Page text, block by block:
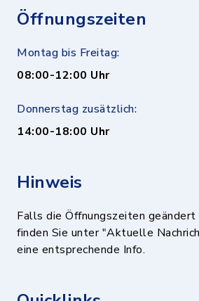
Öffnungszeiten
Montag bis Freitag:
08:00-12:00 Uhr
Donnerstag zusätzlich:
14:00-18:00 Uhr
Hinweis
Falls die Öffnungszeiten geändert
finden Sie unter "Aktuelle
eine entsprechende Info.